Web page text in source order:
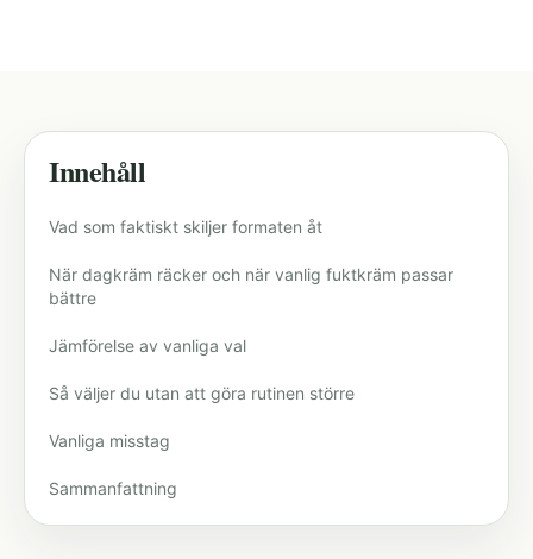
Innehåll
Vad som faktiskt skiljer formaten åt
När dagkräm räcker och när vanlig fuktkräm passar
bättre
Jämförelse av vanliga val
Så väljer du utan att göra rutinen större
Vanliga misstag
Sammanfattning